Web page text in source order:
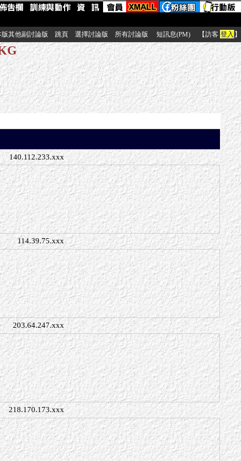
版其他副討論版 跳頁 選擇討論版 所有討論版 短訊息(PM) 【訪客 登入 】
140.112.233.xxx
114.39.75.xxx
203.64.247.xxx
218.170.173.xxx